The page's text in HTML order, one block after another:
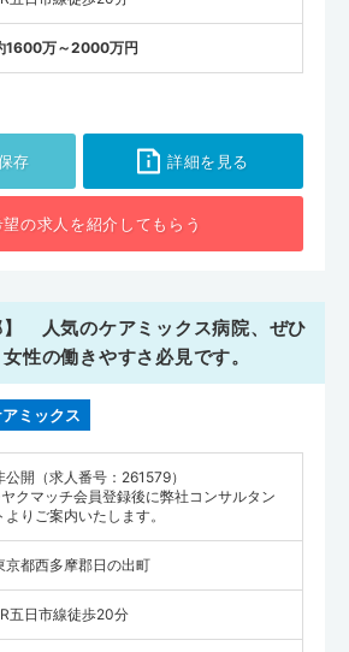
」などの大学病院も多く、医学研究や医療機
んにおこなわれているので、医師として働く
を身につけやすいでしょう。また厚生労働省
・歯科医師・薬剤師統計の概況（平成30
谷区で1,952人、練馬区で1,277人でした。東
10万人あたりに換算すると、都全体で328人
業医や健康スポーツ医などの研修会もおこな
1600万～2000万円
存 詳細を見る
望の求人を紹介してもらう
】 人気のケアミックス病院、ぜひ
性の働きやすさ必見です。
ミックス
公開（求人番号：261579）
クマッチ会員登録後に弊社コンサルタン
よりご案内いたします。
京都西多摩郡日の出町
五日市線徒歩20分